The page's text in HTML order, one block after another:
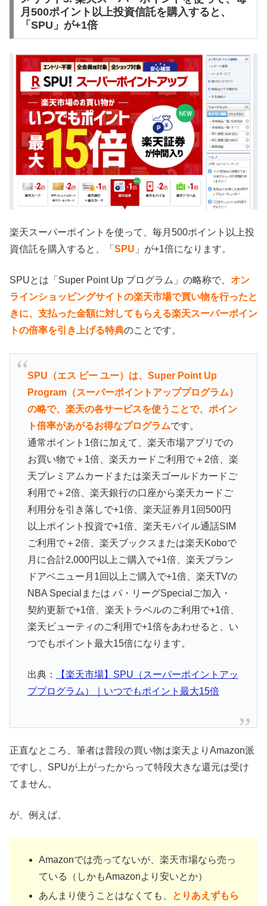
月500ポイント以上投資信託を購入すると、
「SPU」が+1倍
楽天スーパーポイントを使って、毎月500ポイント以上投
資信託を購入すると、「 SPU 」が+1倍になります。
SPUとは「Super Point Up プログラム」の略称で、 オン
ラインショッピングサイトの楽天市場で買い物を行ったと
きに、支払った金額に対してもらえる楽天スーパーポイン
トの倍率を引き上げる特典のことです。
SPU（エス ピー ユー）は、Super Point Up
Program（スーパーポイントアッププログラム）
の略で、楽天の各サービスを使うことで、ポイン
ト倍率があがるお得なプログラムです。
通常ポイント1倍に加えて、楽天市場アプリでの
お買い物で＋1倍、楽天カードご利用で＋2倍、楽
天プレミアムカードまたは楽天ゴールドカードご
利用で＋2倍、楽天銀行の口座から楽天カードご
利用分を引き落しで+1倍、楽天証券月1回500円
以上ポイント投資で+1倍、楽天モバイル通話SIM
ご利用で＋2倍、楽天ブックスまたは楽天Koboで
月に合計2,000円以上ご購入で+1倍、楽天ブラン
ドアベニュー月1回以上ご購入で+1倍、楽天TVの
NBA Specialまたは パ・リーグSpecialご加入・
契約更新で+1倍、楽天トラベルのご利用で+1倍、
楽天ビューティのご利用で+1倍をあわせると、い
つでもポイント最大15倍になります。
出典：
【楽天市場】SPU（スーパーポイントアッ
ププログラム）｜いつでもポイント最大15倍
正直なところ、筆者は普段の買い物は楽天よりAmazon派
ですし、SPUが上がったからって特段大きな還元は受け
てません。
が、例えば、
Amazonでは売ってないが、楽天市場なら売っ
ている（しかもAmazonより安いとか）
あんまり使うことはなくても、
とりあえずもら